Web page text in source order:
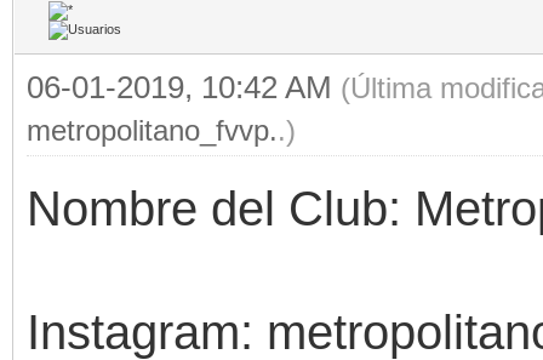
06-01-2019, 10:42 AM (Última
metropolitano_fvvp..)
Nombre del Club:
Instagram: